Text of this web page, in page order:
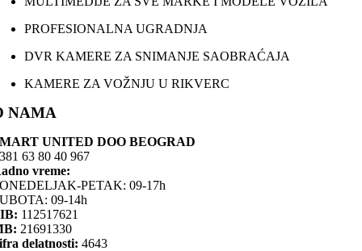
PROFESIONALNA UGRADNJA
DVR KAMERE ZA SNIMANJE SAOBRAĆAJA
KAMERE ZA VOŽNJU U RIKVERC
NAMA
UNITED DOO BEOGRAD
63 80 40 967
vreme:
PETAK: 09-17h
09-14h
112517621
21691330
delatnosti: 4643